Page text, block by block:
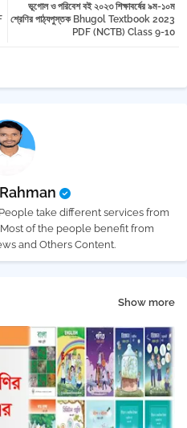
atsa
ভূগোল ও পরিবেশ বই ২০২৩ শিক্ষাবর্ষের ৯ম-১০ম
শ্রেণির পাঠ্যপুস্তক Bhugol Textbook 2023
PDF (NCTB) Class 9-10
take different services from
of the people benefit from
and Others Content.
Show more